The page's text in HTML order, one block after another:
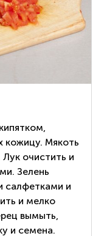
кожицу. Мякоть
очистить и
Зелень
и
и мелко
вымыть,
и семена.